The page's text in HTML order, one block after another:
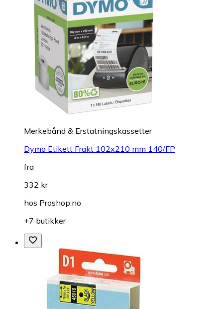
Merkebånd & Erstatningskassetter
Dymo Etikett Frakt 102x210 mm 140/FP
fra
332 kr
hos Proshop.no
+7 butikker